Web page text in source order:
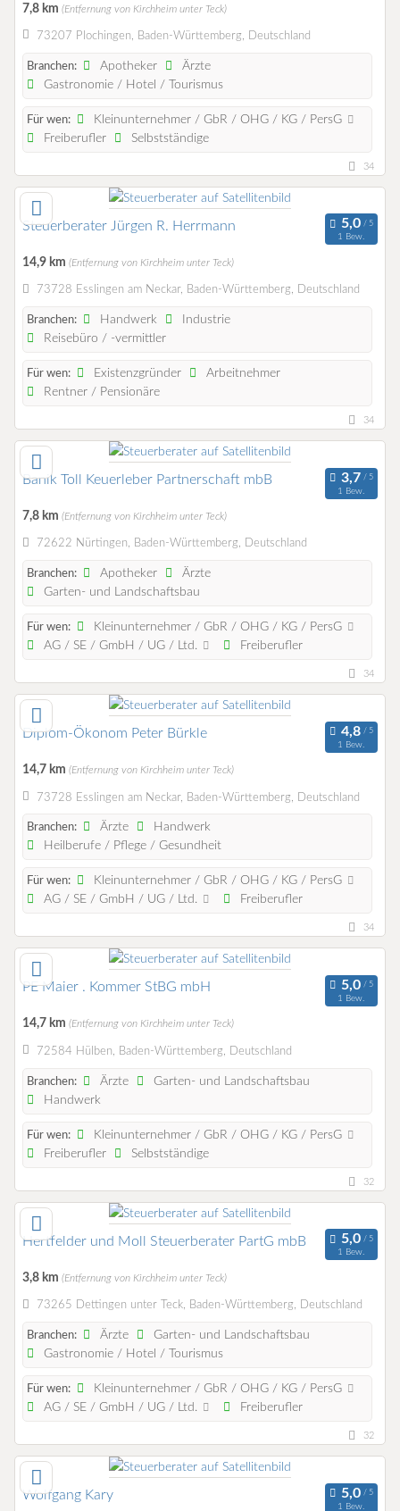
7,8 km (Entfernung von Kirchheim unter Teck)
73207 Plochingen, Baden-Württemberg, Deutschland
Branchen: Apotheker
Ärzte
Gastronomie / Hotel / Tourismus
Für wen:
Kleinunternehmer / GbR / OHG / KG / PersG
Freiberufler
Selbstständige
34
Steuerberater Jürgen R. Herrmann
1 Bew.
14,9 km (Entfernung von Kirchheim unter Teck)
73728 Esslingen am Neckar, Baden-Württemberg, Deutschland
Branchen: Handwerk
Industrie
Reisebüro / -vermittler
Für wen: Existenzgründer
Arbeitnehmer
Rentner / Pensionäre
34
Banik Toll Keuerleber Partnerschaft mbB
1 Bew.
7,8 km (Entfernung von Kirchheim unter Teck)
72622 Nürtingen, Baden-Württemberg, Deutschland
Branchen: Apotheker
Ärzte
Garten- und Landschaftsbau
Für wen:
Kleinunternehmer / GbR / OHG / KG / PersG
AG / SE / GmbH / UG / Ltd.
Freiberufler
34
Diplom-Ökonom Peter Bürkle
1 Bew.
14,7 km (Entfernung von Kirchheim unter Teck)
73728 Esslingen am Neckar, Baden-Württemberg, Deutschland
Branchen: Ärzte
Handwerk
Heilberufe / Pflege / Gesundheit
Für wen:
Kleinunternehmer / GbR / OHG / KG / PersG
AG / SE / GmbH / UG / Ltd.
Freiberufler
34
PE Maier . Kommer StBG mbH
1 Bew.
14,7 km (Entfernung von Kirchheim unter Teck)
72584 Hülben, Baden-Württemberg, Deutschland
Branchen: Ärzte
Garten- und Landschaftsbau
Handwerk
Für wen:
Kleinunternehmer / GbR / OHG / KG / PersG
Freiberufler
Selbstständige
32
Hertfelder und Moll Steuerberater PartG mbB
1 Bew.
3,8 km (Entfernung von Kirchheim unter Teck)
73265 Dettingen unter Teck, Baden-Württemberg, Deutschland
Branchen: Ärzte
Garten- und Landschaftsbau
Gastronomie / Hotel / Tourismus
Für wen:
Kleinunternehmer / GbR / OHG / KG / PersG
AG / SE / GmbH / UG / Ltd.
Freiberufler
32
Wolfgang Kary
1 Bew.